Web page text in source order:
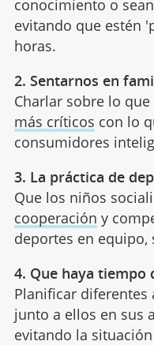
conocimiento o
evitando que estén
horas.
2. Sentarnos en
Charlar sobre lo que
más críticos con lo
consumidores
3. La práctica de
Que los niños
cooperación y
deportes en equipo,
4. Que haya tiempo
Planificar
junto a ellos en sus
evitando la